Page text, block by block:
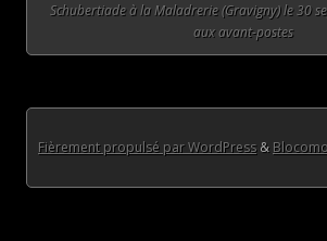
Schubertiade à la Maladrerie (Gravigny) le 30
aux avant-postes
Fièrement propulsé par WordPress&